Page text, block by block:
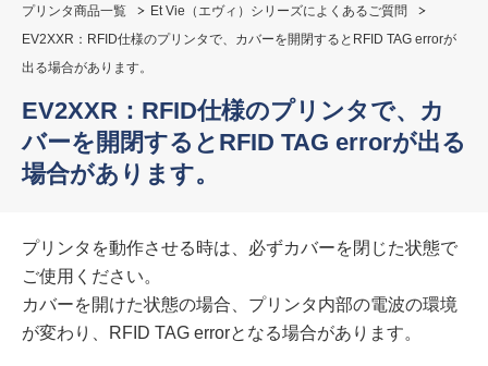
プリンタ商品一覧
Et Vie（エヴィ）シリーズによくあるご質問
EV2XXR：RFID仕様のプリンタで、カバーを開閉するとRFID TAG errorが
出る場合があります。
EV2XXR：RFID仕様のプリンタで、カ
バーを開閉するとRFID TAG errorが出る
場合があります。
プリンタを動作させる時は、必ずカバーを閉じた状態で
ご使用ください。
カバーを開けた状態の場合、プリンタ内部の電波の環境
が変わり、RFID TAG errorとなる場合があります。